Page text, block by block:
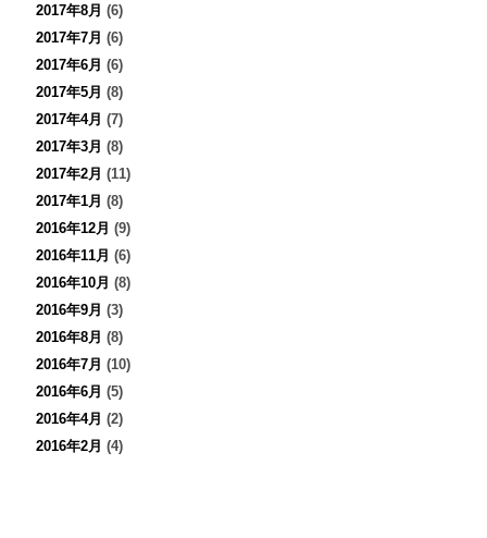
2017年8月 (6)
2017年7月 (6)
2017年6月 (6)
2017年5月 (8)
2017年4月 (7)
2017年3月 (8)
2017年2月 (11)
2017年1月 (8)
2016年12月 (9)
2016年11月 (6)
2016年10月 (8)
2016年9月 (3)
2016年8月 (8)
2016年7月 (10)
2016年6月 (5)
2016年4月 (2)
2016年2月 (4)